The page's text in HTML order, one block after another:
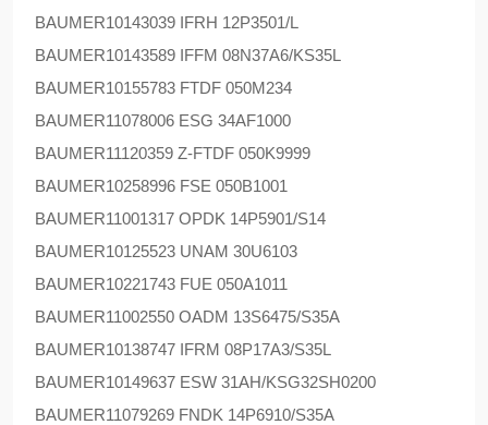
BAUMER10143039 IFRH 12P3501/L
BAUMER10143589 IFFM 08N37A6/KS35L
BAUMER10155783 FTDF 050M234
BAUMER11078006 ESG 34AF1000
BAUMER11120359 Z-FTDF 050K9999
BAUMER10258996 FSE 050B1001
BAUMER11001317 OPDK 14P5901/S14
BAUMER10125523 UNAM 30U6103
BAUMER10221743 FUE 050A1011
BAUMER11002550 OADM 13S6475/S35A
BAUMER10138747 IFRM 08P17A3/S35L
BAUMER10149637 ESW 31AH/KSG32SH0200
BAUMER11079269 FNDK 14P6910/S35A